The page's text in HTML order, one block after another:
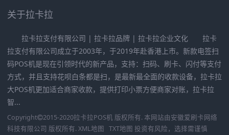
关于拉卡拉
拉卡拉支付有限公司 | 拉卡拉品牌 | 拉卡拉企业文化 拉卡
拉支付有限公司成立于2003年，于2019年赴香港上市。新款电签扫
码POS机是现在引领时代的新产品，支持：扫码、刷卡、闪付等支付
方式，并且支持花呗白条都是扫，是最新最全面的收款设备，拉卡拉
大POS机更加适合商家收款，提供打印小票方便商家对账，拉卡拉
智...
Copyright 2015-2020拉卡拉POS机 版权所有. 本网站由安徽爱刷卡网络
科技有限公司 版权所有. XML地图 TXT地图 投资有风险，选择需谨慎